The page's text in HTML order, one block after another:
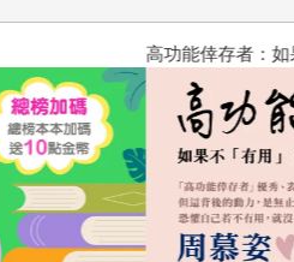
高功能倖存者：